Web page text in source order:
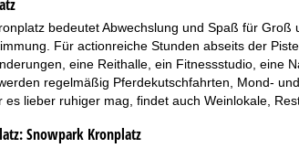
bedeutet Abwechslung und Spaß für
Für actionreiche Stunden abseits der
eine Reithalle, ein Fitnessstudio, eine
regelmäßig Pferdekutschfahrten, Mond-
es lieber ruhiger mag, findet auch Weinlokale,
Snowpark Kronplatz